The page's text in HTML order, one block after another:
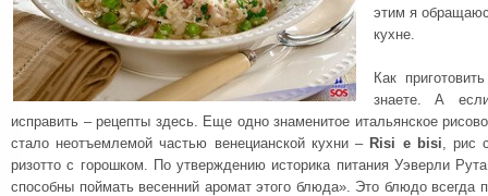
этим я
кухне.
Как
знаете. А
исправить – рецепты здесь. Еще одно знаменитое итальянское
стало неотъемлемой частью венецианской кухни – Risi e bisi, рис
ризотто с горошком. По утверждению историка питания Уэверли
способны поймать весенний аромат этого блюда». Это блюдо всегда